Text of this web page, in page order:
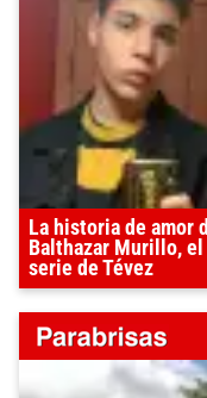
La historia de amor
Balthazar Murillo,
serie de Tévez